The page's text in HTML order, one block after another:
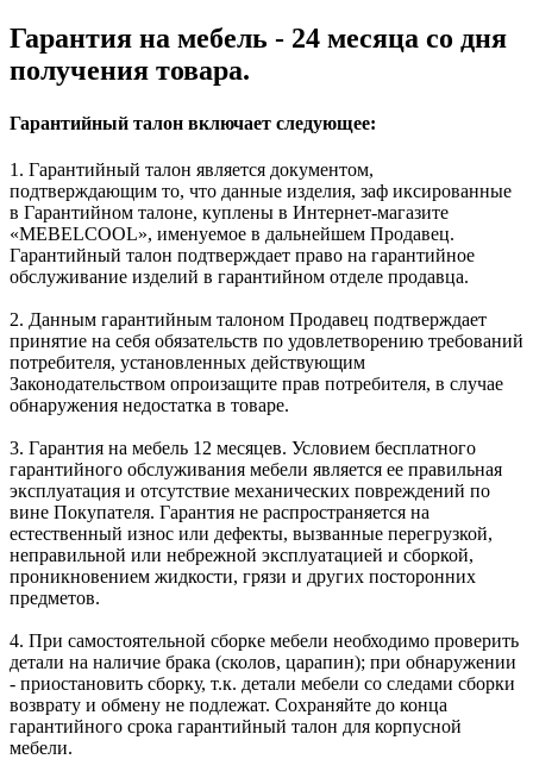
Гарантия на мебель - 24 месяца со дня
получения товара.
Гарантийный талон включает следующее:
1. Гарантийный талон является документом,
подтверждающим то, что данные изделия, заф иксированные
в Гарантийном талоне, куплены в Интернет-магазите
«MEBELCOOL», именуемое в дальнейшем Продавец.
Гарантийный талон подтверждает право на гарантийное
обслуживание изделий в гарантийном отделе продавца.
2. Данным гарантийным талоном Продавец подтверждает
принятие на себя обязательств по удовлетворению требований
потребителя, установленных действующим
Законодательством опроизащите прав потребителя, в случае
обнаружения недостатка в товаре.
3. Гарантия на мебель 12 месяцев. Условием бесплатного
гарантийного обслуживания мебели является ее правильная
эксплуатация и отсутствие механических повреждений по
вине Покупателя. Гарантия не распространяется на
естественный износ или дефекты, вызванные перегрузкой,
неправильной или небрежной эксплуатацией и сборкой,
проникновением жидкости, грязи и других посторонних
предметов.
4. При самостоятельной сборке мебели необходимо проверить
детали на наличие брака (сколов, царапин); при обнаружении
- приостановить сборку, т.к. детали мебели со следами сборки
возврату и обмену не подлежат. Сохраняйте до конца
гарантийного срока гарантийный талон для корпусной
мебели.